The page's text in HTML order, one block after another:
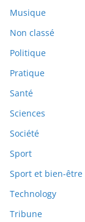
Musique
Non classé
Politique
Pratique
Santé
Sciences
Société
Sport
Sport et bien-être
Technology
Tribune